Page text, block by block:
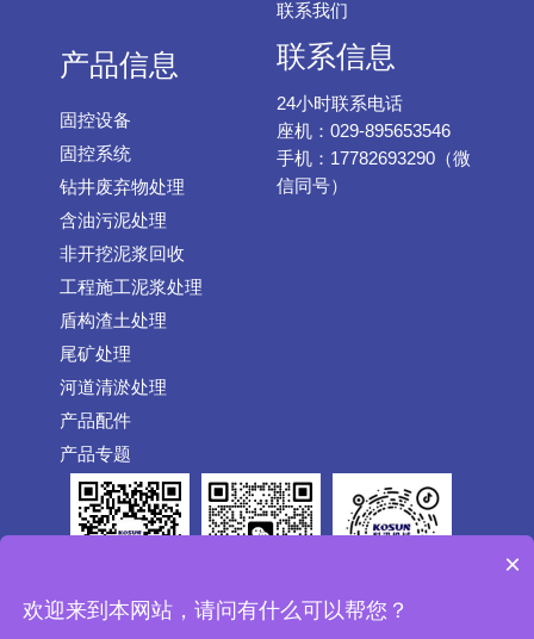
联系我们
产品信息
固控设备
固控系统
钻井废弃物处理
含油污泥处理
非开挖泥浆回收
工程施工泥浆处理
盾构渣土处理
尾矿处理
河道清淤处理
产品配件
产品专题
联系信息
24小时联系电话
座机：029-895653546
手机：17782693290（微
信同号）
公众号 微信 抖音
×
欢迎来到本网站，请问有什么可以帮您？